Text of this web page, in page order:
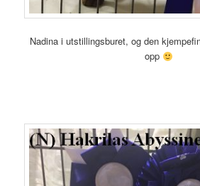
Nadina i utstillingsburet, og den
opp